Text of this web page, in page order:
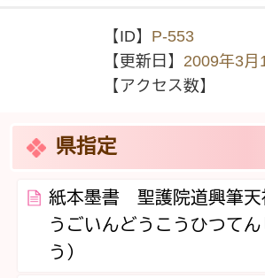
【ID】 P-553
【更新日】 2009年3月
【アクセス数】
県指定
紙本墨書 聖護院道興筆天
うごいんどうこうひつて
う）